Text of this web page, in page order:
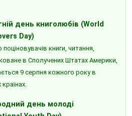
день книголюбів (World
Day)
книги, читання,
в Сполучених Штатах Америки,
9 серпня кожного року в
день молоді